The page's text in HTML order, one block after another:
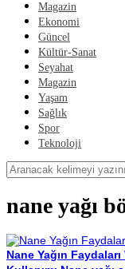
Magazin
Ekonomi
Güncel
Kültür-Sanat
Seyahat
Magazin
Yaşam
Sağlık
Spor
Teknoloji
nane yağı
Nane Yağın Faydaları